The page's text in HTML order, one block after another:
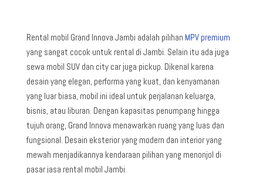
Rental mobil Grand Innova Jambi adalah pilihan MPV premium
yang sangat cocok untuk rental di Jambi. Selain itu ada juga
sewa mobil SUV dan city car juga pickup. Dikenal karena
desain yang elegan, performa yang kuat, dan kenyamanan
yang luar biasa, mobil ini ideal untuk perjalanan keluarga,
bisnis, atau liburan. Dengan kapasitas penumpang hingga
tujuh orang, Grand Innova menawarkan ruang yang luas dan
fungsional. Desain eksterior yang modern dan interior yang
mewah menjadikannya kendaraan pilihan yang menonjol di
pasar jasa rental mobil Jambi.